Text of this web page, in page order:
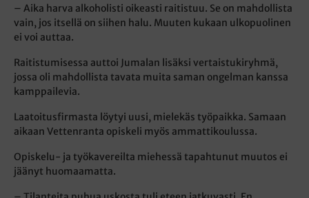
– Aika harva alkoholisti oikeasti raitistuu. Se on mahdollista
vain, jos itsellä on siihen halu. Muuten kukaan ulkopuolinen
ei voi auttaa.
Raitistumisessa auttoi Jumalan lisäksi vertaistukiryhmä,
jossa oli mahdollista tavata muita saman ongelman kanssa
kamppailevia.
Laatoitusfirmasta löytyi uusi, mielekäs työpaikka. Samaan
aikaan Vettenranta opiskeli myös ammattikoulussa.
Opiskelu- ja työkavereilta miehessä tapahtunut muutos ei
jäänyt huomaamatta.